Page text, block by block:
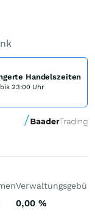
Handelszeiten
23:00 Uhr
0,00 %